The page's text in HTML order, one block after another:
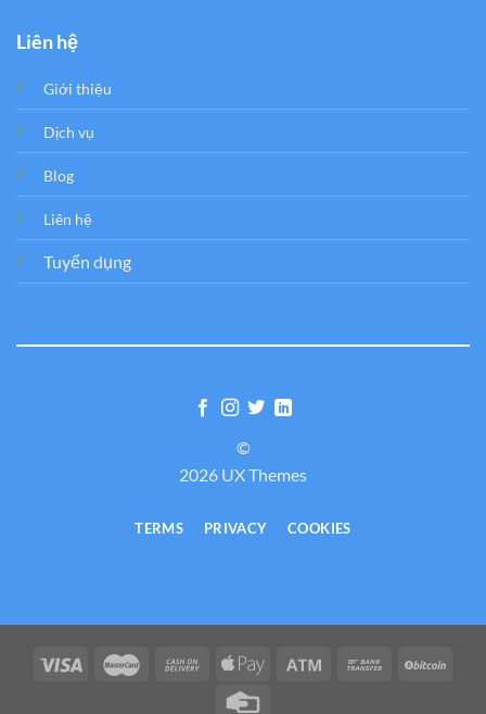
Liên hệ
Giới thiệu
Dịch vụ
Blog
Liên hệ
Tuyển dụng
©
2026 UX Themes
TERMS PRIVACY COOKIES